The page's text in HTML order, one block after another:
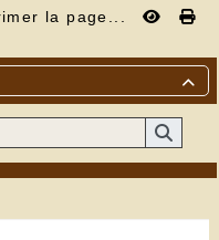
la page...
